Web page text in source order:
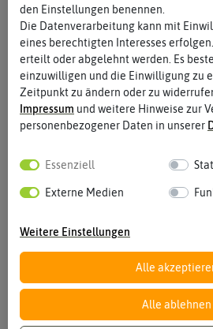
Vergrößern durch
den Einstellungen benennen.
Die Datenverarbeitung kann mit
eines berechtigten Interesses
erteilt oder abgelehnt werden. Es
einzuwilligen und die Einwilligung zu
Zeitpunkt zu ändern oder zu
Impressum und weitere Hinweise zur
personenbezogener Daten in unserer
Essenziell
Externe Medien
Weitere Einstellungen
Alle
Alle ablehnen